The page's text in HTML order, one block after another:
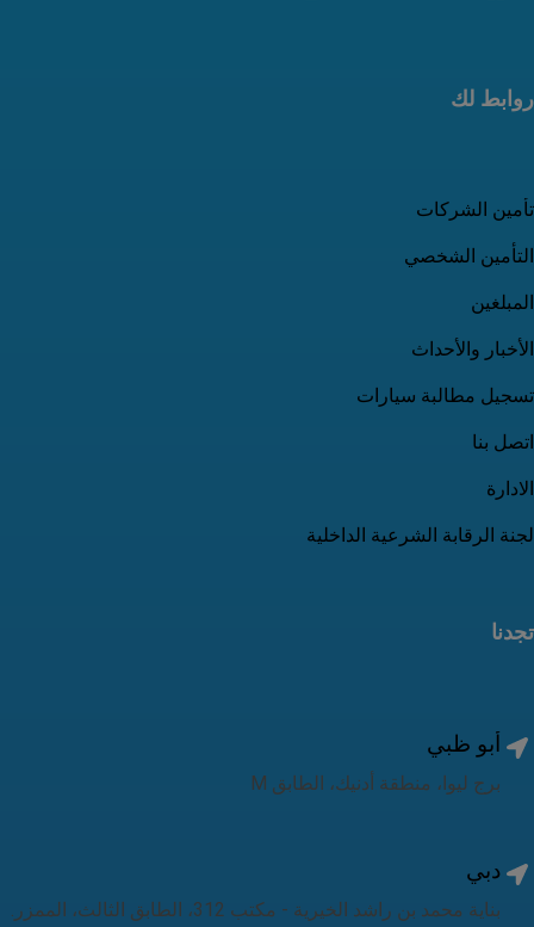
روابط لك
تأمين الشركات
التأمين الشخصي
المبلغين
الأخبار والأحداث
تسجيل مطالبة سيارات
اتصل بنا
الادارة
لجنة الرقابة الشرعية الداخلية
تجدنا
أبو ظبي
برج ليوا، منطقة أدنيك، الطابق M
دبي
بناية محمد بن راشد الخيرية - مكتب 312، الطابق الثالث، الممزر.